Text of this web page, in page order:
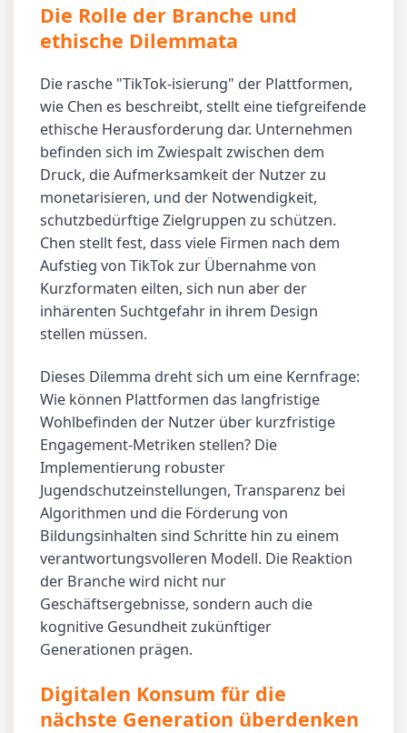
Die Rolle der Branche und
ethische Dilemmata
Die rasche "TikTok-isierung" der Plattformen,
wie Chen es beschreibt, stellt eine tiefgreifende
ethische Herausforderung dar. Unternehmen
befinden sich im Zwiespalt zwischen dem
Druck, die Aufmerksamkeit der Nutzer zu
monetarisieren, und der Notwendigkeit,
schutzbedürftige Zielgruppen zu schützen.
Chen stellt fest, dass viele Firmen nach dem
Aufstieg von TikTok zur Übernahme von
Kurzformaten eilten, sich nun aber der
inhärenten Suchtgefahr in ihrem Design
stellen müssen.
Dieses Dilemma dreht sich um eine Kernfrage:
Wie können Plattformen das langfristige
Wohlbefinden der Nutzer über kurzfristige
Engagement-Metriken stellen? Die
Implementierung robuster
Jugendschutzeinstellungen, Transparenz bei
Algorithmen und die Förderung von
Bildungsinhalten sind Schritte hin zu einem
verantwortungsvolleren Modell. Die Reaktion
der Branche wird nicht nur
Geschäftsergebnisse, sondern auch die
kognitive Gesundheit zukünftiger
Generationen prägen.
Digitalen Konsum für die
nächste Generation überdenken